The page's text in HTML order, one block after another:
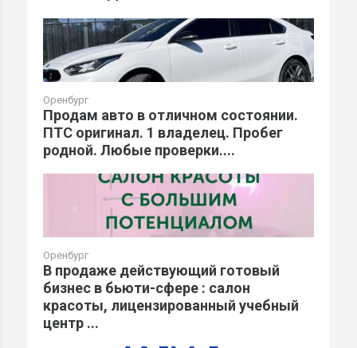
Оренбург
Продам авто в отличном состоянии.
ПТС оригинал. 1 владелец. Пробег
родной. Любые проверки....
Оренбург
В продаже действующий готовый
бизнес в бьюти-сфере : салон
красоты, лицензированный учебный
центр ...